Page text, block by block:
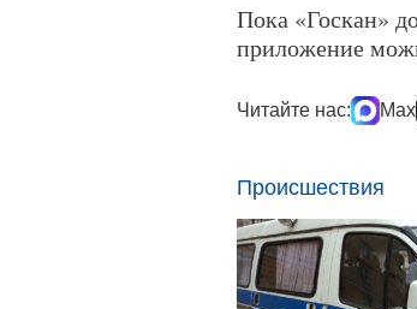
Пока «Госкан»
приложение
Читайте нас: Max
Происшествия